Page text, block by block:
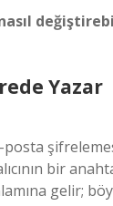
Yazar
posta
bir
gelir;